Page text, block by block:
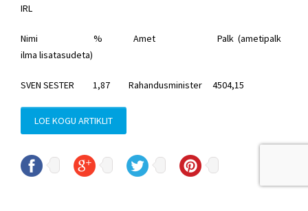
IRL
Nimi % Amet Palk (ametipalk
ilma lisatasudeta)
SVEN SESTER 1,87 Rahandusminister 4504,15
LOE KOGU ARTIKLIT